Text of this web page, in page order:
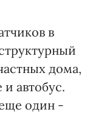
в
дома,
автобус.
один -